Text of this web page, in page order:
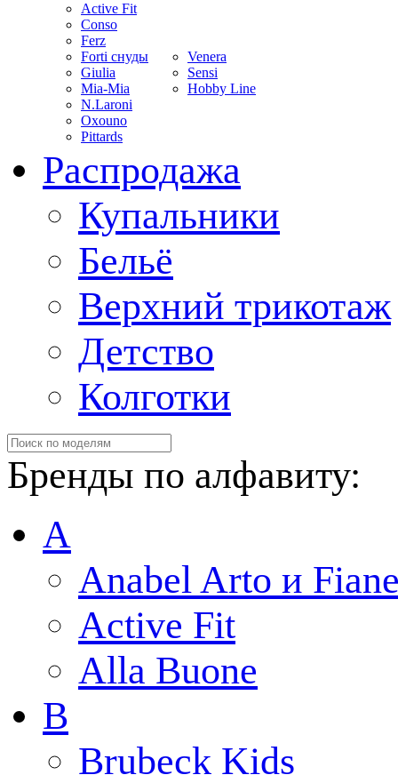
Active Fit
Conso
Ferz
Forti снуды
Giulia
Mia-Mia
N.Laroni
Oxouno
Pittards
Venera
Sensi
Hobby Line
Распродажа
Купальники
Бельё
Верхний трикотаж
Детство
Колготки
Бренды по алфавиту:
A
Anabel Arto и
Active Fit
Alla Buone
B
Brubeck Kids